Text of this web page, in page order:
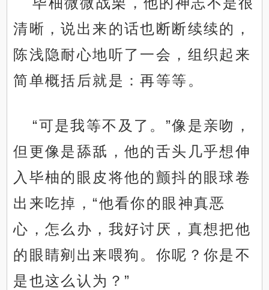
清晰，说出来的话也断断续续的，
陈浅隐耐心地听了一会，组织起来
简单概括后就是：再等等。
“可是我等不及了。”像是亲吻，
但更像是舔舐，他的舌头几乎想伸
入毕柚的眼皮将他的颤抖的眼球卷
出来吃掉，“他看你的眼神真恶
心，怎么办，我好讨厌，真想把他
的眼睛剜出来喂狗。你呢？你是不
是也这么认为？”